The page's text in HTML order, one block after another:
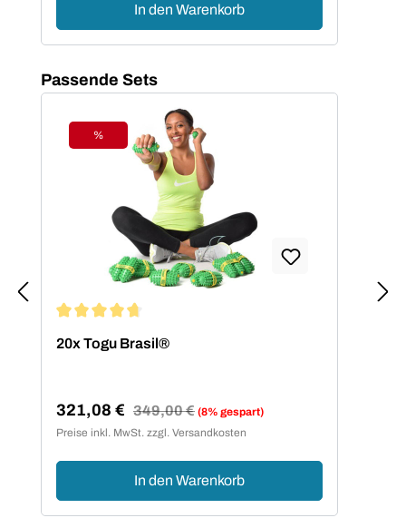
In den Warenkorb
Produktgalerie überspringen
Passende Sets
Rabatt
%
20x Togu Brasil®
Verkaufspreis:
321,08 € Regulärer Preis:
349,00 € (8% gespart)
Preise inkl. MwSt. zzgl. Versandkosten
In den Warenkorb